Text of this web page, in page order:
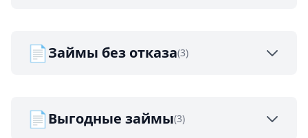
📄Займы без отказа(3)
📄Выгодные займы(3)